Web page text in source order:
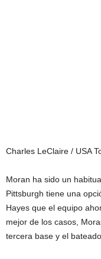
Charles LeClaire / USA
Moran ha sido un
Pittsburgh tiene una
Hayes que el equipo
mejor de los casos,
tercera base y el